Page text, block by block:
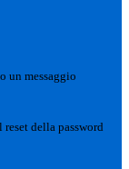
un messaggio
della password